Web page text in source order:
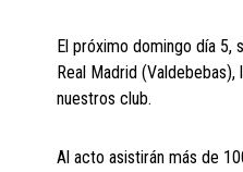
El próximo domingo día 5,
Real Madrid (Valdebebas),
nuestros club.
Al acto asistirán más de